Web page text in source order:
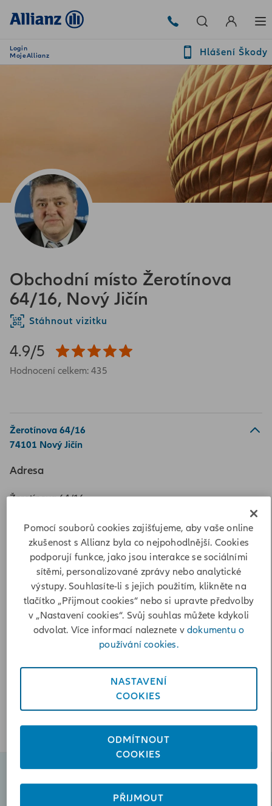
Login
MojeAllianz
Hlášení Škody
Obchodní místo Žerotínova
64/16, Nový Jičín
Stáhnout vizitku
4.9/5
Hodnocení celkem: 435
Žerotínova 64/16
74101 Nový Jičín
Adresa
Žerotínova 64/16
Vypočítat vzdálenost
Poslat zprávu
+420556705953
+420606102120
Otevírací doba
Úterý
08:00-12:00, 13:00-16:00
08:00-12:00, 13:00-17:00
08:00-12:00, 13:00-16:00
Pomocí souborů cookies zajišťujeme, aby vaše online
zkušenost s Allianz byla co nejpohodlnější. Cookies
podporují funkce, jako jsou interakce se sociálními
sítěmi, personalizované zprávy nebo analytické
výstupy. Souhlasíte-li s jejich použitím, klikněte na
tlačítko „Přijmout cookies“ nebo si upravte předvolby
v „Nastavení cookies“. Svůj souhlas můžete kdykoli
odvolat. Více informací naleznete v dokumentu o
používání cookies.
NASTAVENÍ
COOKIES
ODMÍTNOUT
COOKIES
PŘIJMOUT